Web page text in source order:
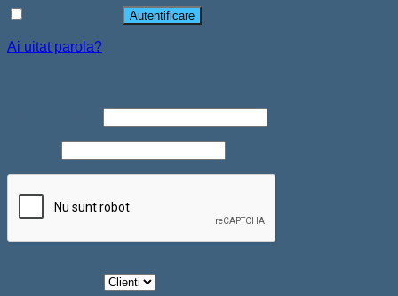
Autentificare
Ai uitat parola?